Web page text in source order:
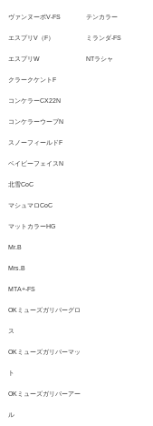
ヴァンヌーボV-FS
エスプリV（F）
エスプリW
クラークケントF
コンケラーCX22N
コンケラーウーブN
スノーフィールドF
ベイビーフェイスN
北雪CoC
マシュマロCoC
マットカラーHG
Mr.B
Mrs.B
MTA+-FS
OKミューズガリバーグロ
ス
OKミューズガリバーマッ
ト
OKミューズガリバーアー
ル
テンカラー
ミランダ-FS
NTラシャ